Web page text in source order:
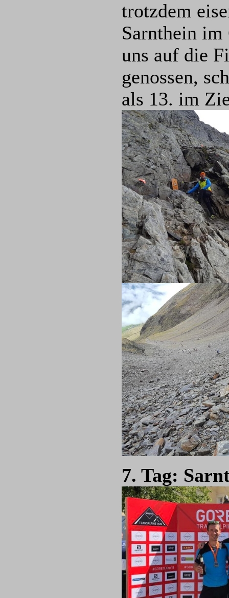
trotzdem
Sarnthein im
uns auf die
genossen,
als 13. im
7. Tag: